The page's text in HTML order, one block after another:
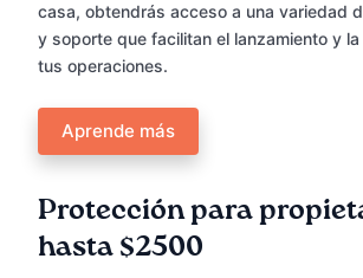
casa, obtendrás acceso a una variedad
y soporte que facilitan el lanzamiento y
tus operaciones.
Aprende más
Protección para
hasta $2500